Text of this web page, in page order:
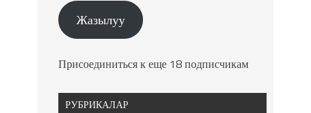
Жазылуу
Присоединиться к еще 18 подписчикам
РУБРИКАЛАР